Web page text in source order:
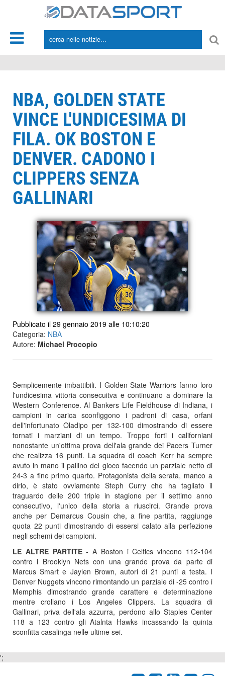
NBA, GOLDEN STATE
VINCE L'UNDICESIMA DI
FILA. OK BOSTON E
DENVER. CADONO I
CLIPPERS SENZA
GALLINARI
Pubblicato il 29 gennaio 2019 alle 10:10:20
Categoria: NBA
Autore: Michael Procopio
Semplicemente imbattibili. I Golden State Warriors fanno loro
l'undicesima vittoria consecuitva e continuano a dominare la
Western Conference. Al Bankers Life Fieldhouse di Indiana, i
campioni in carica sconfiggono i padroni di casa, orfani
dell'infortunato Oladipo per 132-100 dimostrando di essere
tornati i marziani di un tempo. Troppo forti i californiani
nonostante un'ottima prova dell'ala grande dei Pacers Turner
che realizza 16 punti. La squadra di coach Kerr ha sempre
avuto in mano il pallino del gioco facendo un parziale netto di
24-3 a fine primo quarto. Protagonista della serata, manco a
dirlo, è stato ovviamente Steph Curry che ha tagliato il
traguardo delle 200 triple in stagione per il settimo anno
consecutivo, l'unico della storia a riuscirci. Grande prova
anche per Demarcus Cousin che, a fine partita, raggiunge
quota 22 punti dimostrando di essersi calato alla perfezione
negli schemi dei campioni.
LE ALTRE PARTITE- A Boston i Celtics vincono 112-104
contro i Brooklyn Nets con una grande prova da parte di
Marcus Smart e Jaylen Brown, autori di 21 punti a testa. I
Denver Nuggets vincono rimontando un parziale di -25 contro i
Memphis dimostrando grande carattere e determinazione
mentre crollano i Los Angeles Clippers. La squadra di
Gallinari, priva dell'ala azzurra, perdono allo Staples Center
118 a 123 contro gli Atalnta Hawks incassando la quinta
sconfitta casalinga nelle ultime sei.
';